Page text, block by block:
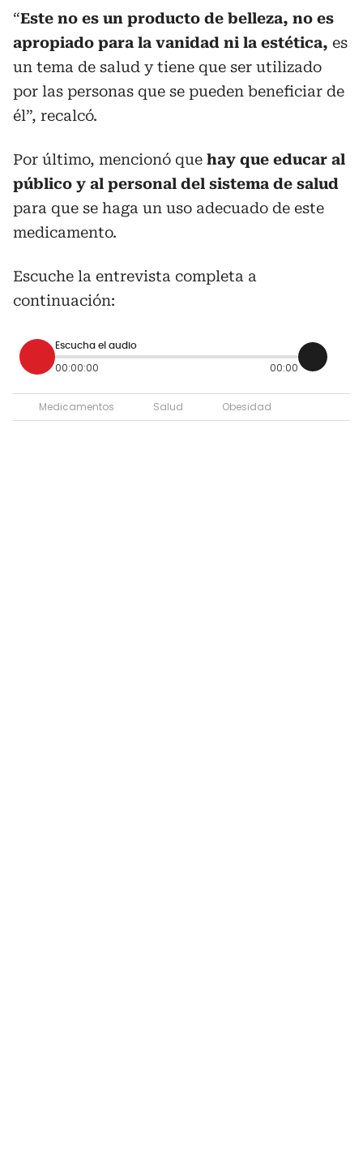
“Este no es un producto de belleza, no es
apropiado para la vanidad ni la estética, es
un tema de salud y tiene que ser utilizado
por las personas que se pueden beneficiar de
él”, recalcó.
Por último, mencionó que hay que educar al
público y al personal del sistema de salud
para que se haga un uso adecuado de este
medicamento.
Escuche la entrevista completa a
continuación:
Escucha el audio
00:00:00 00:00
Medicamentos Salud Obesidad